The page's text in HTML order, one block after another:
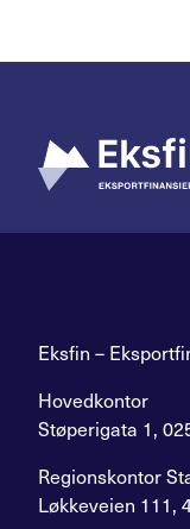
Eksfin –
Hovedkontor
Støperigata 1,
Regionskontor
Løkkeveien 111,